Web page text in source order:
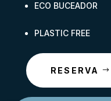
ECO BUCEADOR
PLASTIC FREE
RESERVA